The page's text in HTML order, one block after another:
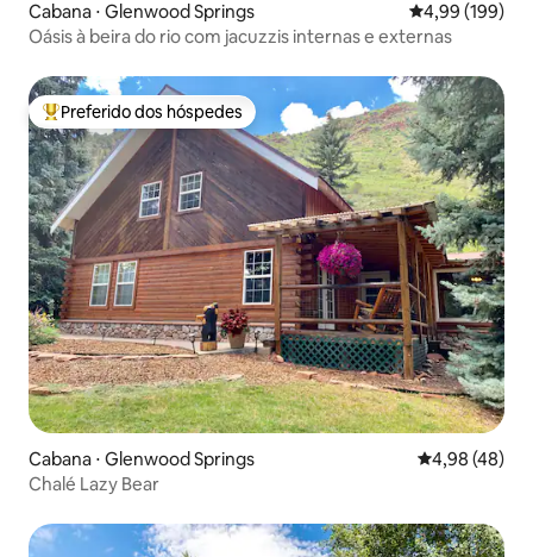
Cabana ⋅ Glenwood Springs 4,99 de uma
4,99 (199)
Oásis à beira do rio com jacuzzis internas e externas
Entre os melhores preferidos dos hóspedes
Preferido dos hóspedes
Cabana ⋅ Glenwood Springs 4,98 de uma
4,98 (48)
Chalé Lazy Bear